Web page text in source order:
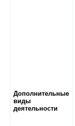
Дополнительные
виды
деятельности